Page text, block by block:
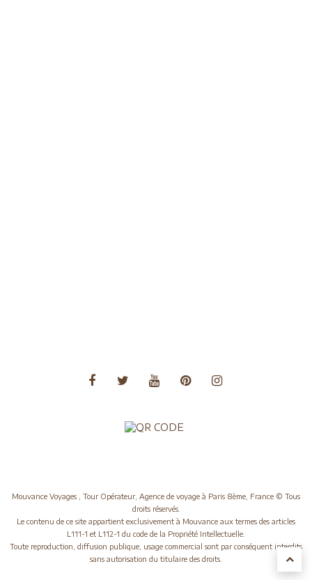
Mouvance Voyages , Tour Opérateur, Agence de voyage à Paris 8ème, France © Tous
droits réservés.
Le contenu de ce site appartient exclusivement à Mouvance aux termes des articles
L111-1 et L112-1 du code de la Propriété Intellectuelle.
Toute reproduction, diffusion publique, usage commercial sont par conséquent interdits
sans autorisation du titulaire des droits.